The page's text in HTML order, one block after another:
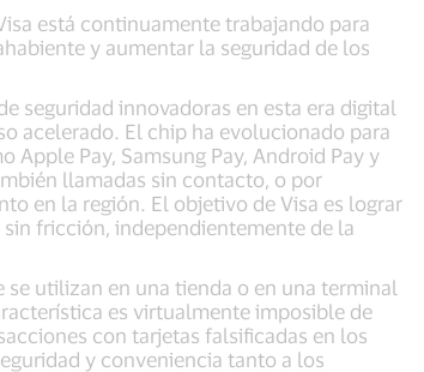
está continuamente trabajando para
y aumentar la seguridad de los
seguridad innovadoras en esta era digital
acelerado. El chip ha evolucionado para
Pay, Samsung Pay, Android Pay y
llamadas sin contacto, o por
en la región. El objetivo de Visa es lograr
fricción, independientemente de la
utilizan en una tienda o en una terminal
es virtualmente imposible de
con tarjetas falsificadas en los
y conveniencia tanto a los